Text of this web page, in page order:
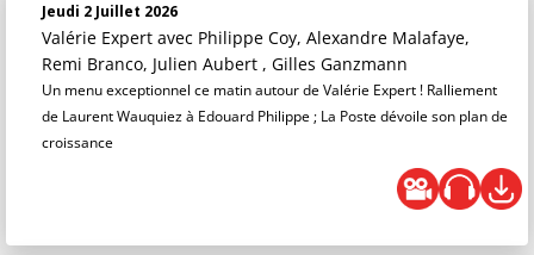
Jeudi 2 Juillet 2026
Valérie Expert avec Philippe Coy, Alexandre Malafaye,
Remi Branco, Julien Aubert , Gilles Ganzmann
Un menu exceptionnel ce matin autour de Valérie Expert ! Ralliement
de Laurent Wauquiez à Edouard Philippe ; La Poste dévoile son plan de
croissance